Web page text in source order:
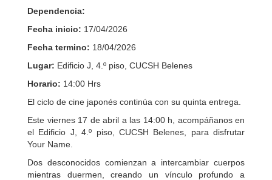
Dependencia:
Fecha inicio: 17/04/2026
Fecha termino: 18/04/2026
Lugar: Edificio J, 4.º piso, CUCSH Belenes
Horario: 14:00 Hrs
El ciclo de cine japonés continúa con su quinta entrega.
Este viernes 17 de abril a las 14:00 h, acompáñanos en
el Edificio J, 4.º piso, CUCSH Belenes, para disfrutar
Your Name.
Dos desconocidos comienzan a intercambiar cuerpos
mientras duermen, creando un vínculo profundo a